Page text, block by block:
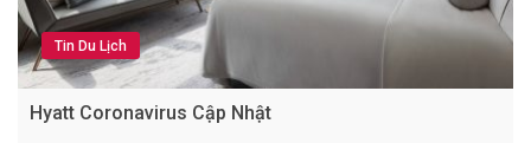
Tin Du Lịch
Hyatt Coronavirus Cập Nhật